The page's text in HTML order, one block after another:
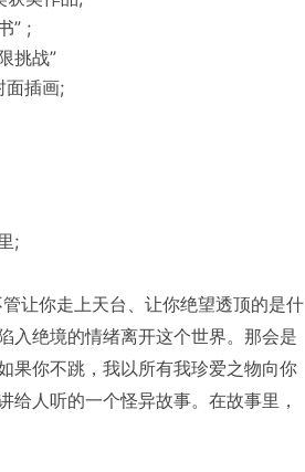
” ;
挑战”
面插画;
;
让你走上天台、让你绝望透顶的是什
入绝境的情绪离开这个世界。那会是
你不跳，我以所有我珍爱之物向你
人听的一个怪异故事。在故事里，